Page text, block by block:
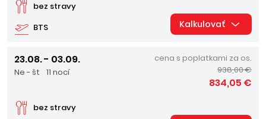
BTS
bez stravy
Kalkulovať
23.08. - 03.09.
Ne - št 11 nocí
bez stravy
cena s poplatkami za os.
938,00 €
834,05 €